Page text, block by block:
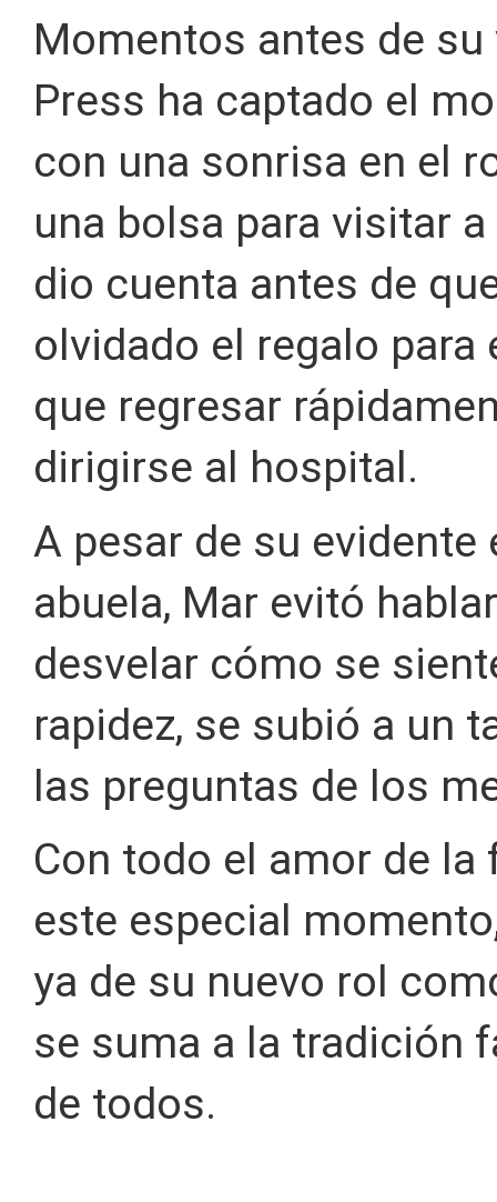
Momentos antes de
Press ha captado el
con una sonrisa en el
una bolsa para visitar
dio cuenta antes de
olvidado el regalo para
que regresar
dirigirse al hospital.
A pesar de su
abuela, Mar evitó
desvelar cómo se
rapidez, se subió a un
las preguntas de los
Con todo el amor de
este especial
ya de su nuevo rol
se suma a la tradición
de todos.